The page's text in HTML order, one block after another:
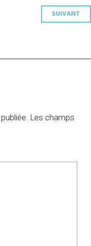
SUIVANT
Les champs